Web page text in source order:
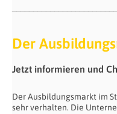
Der
Jetzt informieren und
Der Ausbildungsmarkt im
sehr verhalten. Die